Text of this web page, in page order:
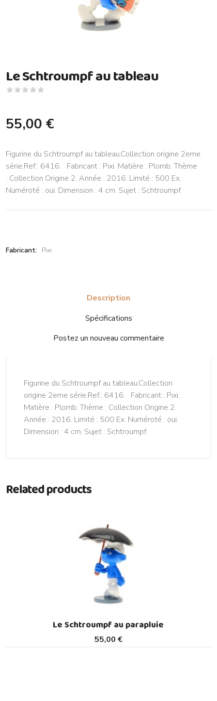
Le Schtroumpf au tableau
55,00 €
Figurine du Schtroumpf au tableau.Collection origine 2eme
série.Ref.: 6416. Fabricant : Pixi. Matière : Plomb. Thème
: Collection Origine 2. Année : 2016. Limité : 500 Ex.
Numéroté : oui. Dimension : 4 cm. Sujet : Schtroumpf.
Fabricant: Pixi
Description
Spécifications
Postez un nouveau commentaire
Figurine du Schtroumpf au tableau.Collection
origine 2eme série.Ref.: 6416. Fabricant : Pixi.
Matière : Plomb. Thème : Collection Origine 2.
Année : 2016. Limité : 500 Ex. Numéroté : oui.
Dimension : 4 cm. Sujet : Schtroumpf.
Related products
55,00 €
Le Schtroumpf au parapluie